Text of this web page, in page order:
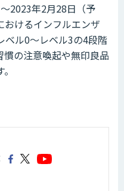
2023年2月28日（予
おけるインフルエンザ
ベル0～レベル3の4段階
の注意喚起や無印良品